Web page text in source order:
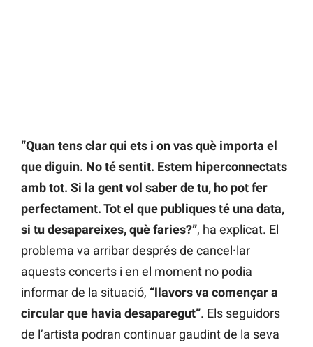
“Quan tens clar qui ets i on vas què importa el
que diguin. No té sentit. Estem hiperconnectats
amb tot. Si la gent vol saber de tu, ho pot fer
perfectament. Tot el que publiques té una data,
si tu desapareixes, què faries?”, ha explicat. El
problema va arribar després de cancel·lar
aquests concerts i en el moment no podia
informar de la situació, “llavors va començar a
circular que havia desaparegut”. Els seguidors
de l’artista podran continuar gaudint de la seva